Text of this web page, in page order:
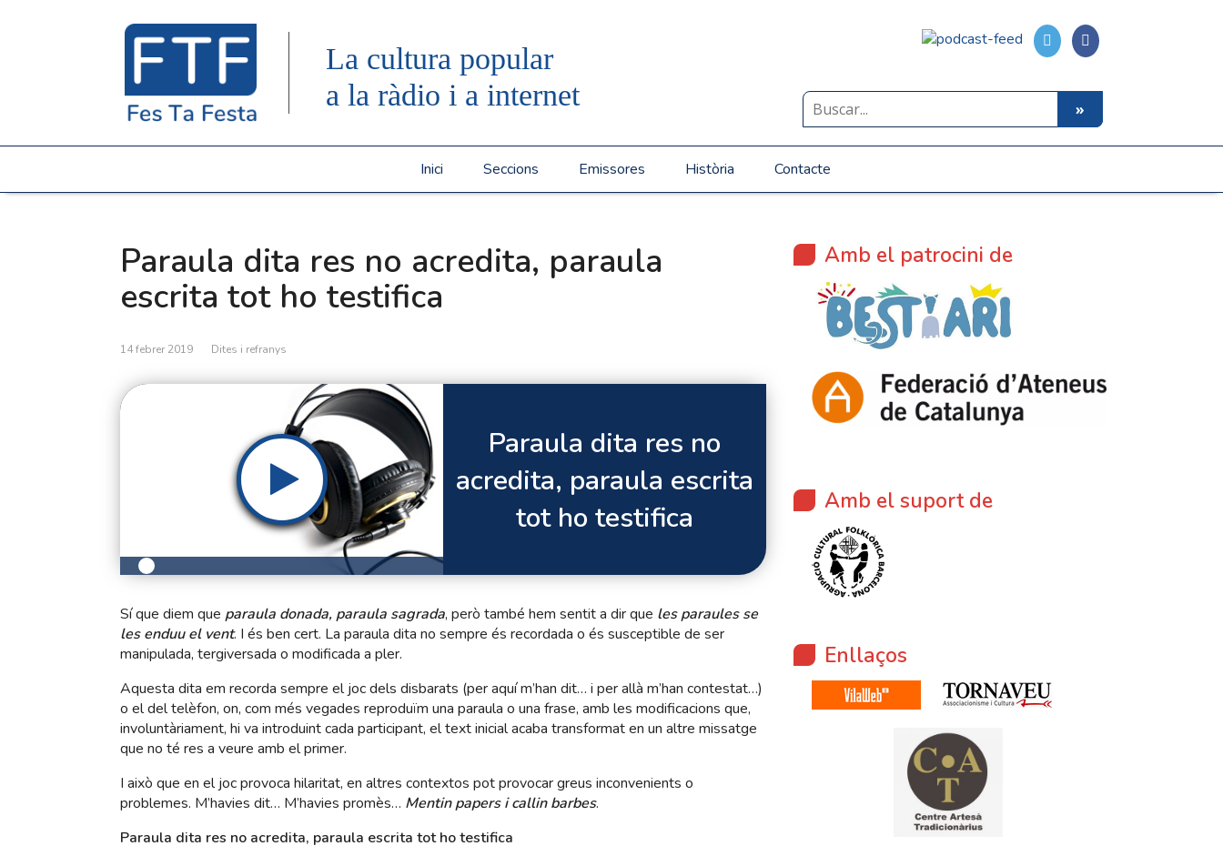
La cultura popular
a la ràdio i a internet
Inici Seccions Emissores Història Contacte
Paraula dita res no acredita, paraula
escrita tot ho testifica
14 febrer 2019 Dites i refranys
Paraula dita res no
acredita, paraula escrita
tot ho testifica
Sí que diem que paraula donada, paraula sagrada, però també hem sentit a dir que les paraules se
les enduu el vent. I és ben cert. La paraula dita no sempre és recordada o és susceptible de ser
manipulada, tergiversada o modificada a pler.
Aquesta dita em recorda sempre el joc dels disbarats (per aquí m’han dit… i per allà m’han contestat…)
o el del telèfon, on, com més vegades reproduïm una paraula o una frase, amb les modificacions que,
involuntàriament, hi va introduint cada participant, el text inicial acaba transformat en un altre missatge
que no té res a veure amb el primer.
I això que en el joc provoca hilaritat, en altres contextos pot provocar greus inconvenients o
problemes. M’havies dit… M’havies promès… Mentin papers i callin barbes.
Paraula dita res no acredita, paraula escrita tot ho testifica
Amb el patrocini de
Amb el suport de
Enllaços